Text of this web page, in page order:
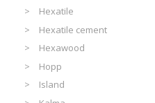
Hexatile
Hexatile cement
Hexawood
Hopp
Island